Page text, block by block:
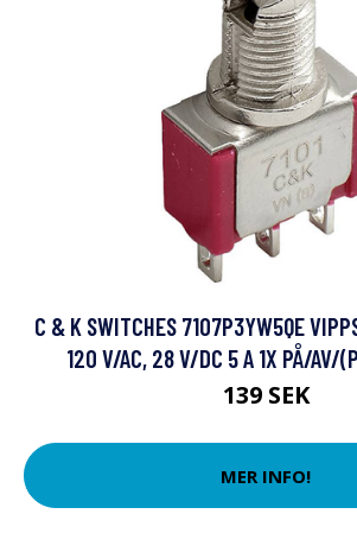
C & K SWITCHES 7107P3YW5QE
120 V/AC, 28 V/DC 5 A 1X PÅ/AV/
139 SEK
MER INFO!